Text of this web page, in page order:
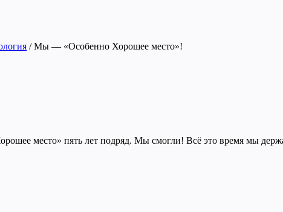
/ Мы — «Особенно Хорошее место»!
место» пять лет подряд. Мы смогли! Всё это время мы